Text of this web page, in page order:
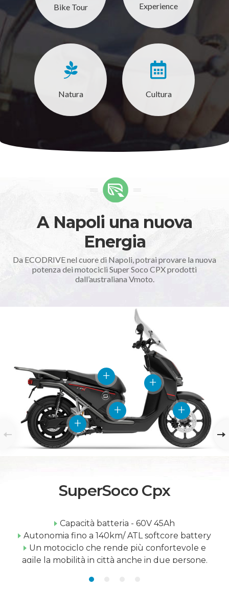
Bike Tour Experience
Natura Cultura
A Napoli una nuova
Energia
Da ECODRIVE nel cuore di Napoli, potrai provare la nuova
potenza dei motocicli Super Soco CPX prodotti
dall’australiana Vmoto.
SuperSoco Cpx
Capacità batteria - 60V 45Ah
Autonomia fino a 140km/ ATL softcore battery
Un motociclo che rende più confortevole e
agile la mobilità in città anche in due persone.